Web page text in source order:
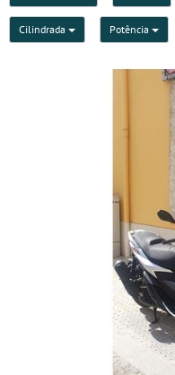
Cilindrada Potência